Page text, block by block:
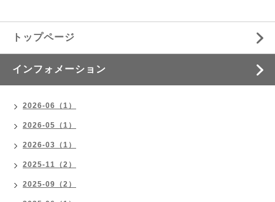
トップページ
インフォメーション
2026-06（1）
2026-05（1）
2026-03（1）
2025-11（2）
2025-09（2）